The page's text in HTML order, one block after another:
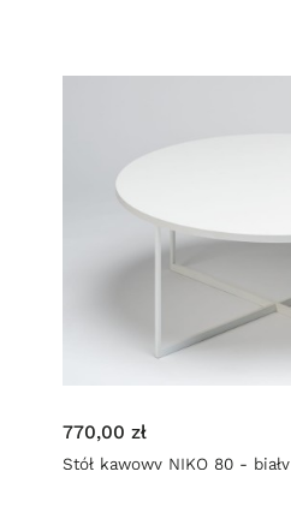
770,00 zł
Stół kawowy NIKO 80 - biały